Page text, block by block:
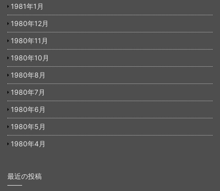
1981年1月
1980年12月
1980年11月
1980年10月
1980年8月
1980年7月
1980年6月
1980年5月
1980年4月
最近の投稿